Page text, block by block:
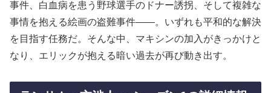
事件、白血病を患う野球選手のドナー誘拐、そして複雑な
事情を抱える絵画の盗難事件――。いずれも平和的な解決
を目指す任務だ。そんな中、マキシンの加入がきっかけと
なり、エリックが抱える暗い過去が再び動き出す。